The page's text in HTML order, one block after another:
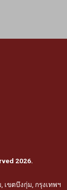
2026.
ขตบึงกุ่ม, กรุงเทพฯ